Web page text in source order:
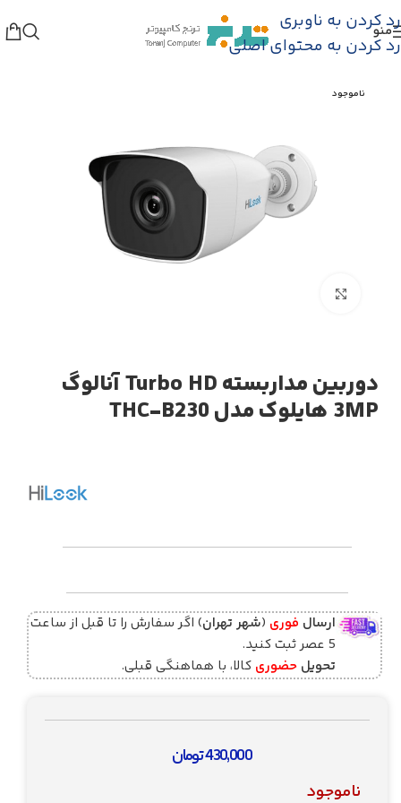
رد کردن به ناوبری
رد کردن به محتوای اصلی
منو
فروشگاه/ دوربین مدار بسته /دوربین مداربسته Turbo HD
ناموجود
دوربین مداربسته Turbo HD آنالوگ
3MP هایلوک مدل THC-B230
ارسال فوری (شهر تهران) اگر سفارش را تا قبل از ساعت
5 عصر ثبت کنید.
تحویل حضوری کالا، با هماهنگی قبلی.
430,000تومان
ناموجود